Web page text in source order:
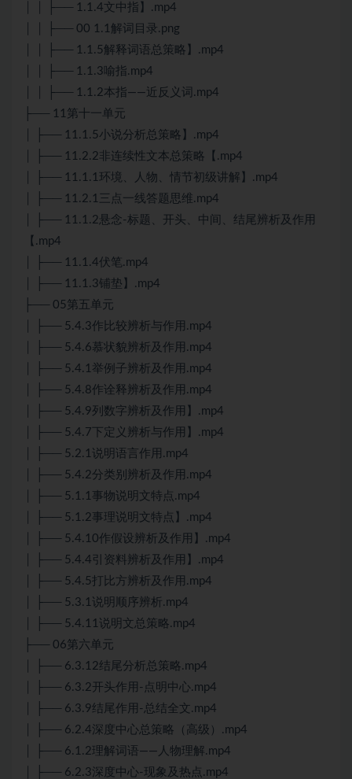
│ │ ├── 1.1.4文中指】.mp4
│ │ ├── 00 1.1解词目录.png
│ │ ├── 1.1.5解释词语总策略】.mp4
│ │ ├── 1.1.3喻指.mp4
│ │ ├── 1.1.2本指——近反义词.mp4
├── 11第十一单元
│ ├── 11.1.5小说分析总策略】.mp4
│ ├── 11.2.2非连续性文本总策略【.mp4
│ ├── 11.1.1环境、人物、情节初级讲解】.mp4
│ ├── 11.2.1三点一线答题思维.mp4
│ ├── 11.1.2悬念-标题、开头、中间、结尾辨析及作用
【.mp4
│ ├── 11.1.4伏笔.mp4
│ ├── 11.1.3铺垫】.mp4
├── 05第五单元
│ ├── 5.4.3作比较辨析与作用.mp4
│ ├── 5.4.6慕状貌辨析及作用.mp4
│ ├── 5.4.1举例子辨析及作用.mp4
│ ├── 5.4.8作诠释辨析及作用.mp4
│ ├── 5.4.9列数字辨析及作用】.mp4
│ ├── 5.4.7下定义辨析与作用】.mp4
│ ├── 5.2.1说明语言作用.mp4
│ ├── 5.4.2分类别辨析及作用.mp4
│ ├── 5.1.1事物说明文特点.mp4
│ ├── 5.1.2事理说明文特点】.mp4
│ ├── 5.4.10作假设辨析及作用】.mp4
│ ├── 5.4.4引资料辨析及作用】.mp4
│ ├── 5.4.5打比方辨析及作用.mp4
│ ├── 5.3.1说明顺序辨析.mp4
│ ├── 5.4.11说明文总策略.mp4
├── 06第六单元
│ ├── 6.3.12结尾分析总策略.mp4
│ ├── 6.3.2开头作用-点明中心.mp4
│ ├── 6.3.9结尾作用-总结全文.mp4
│ ├── 6.2.4深度中心总策略（高级）.mp4
│ ├── 6.1.2理解词语——人物理解.mp4
│ ├── 6.2.3深度中心-现象及热点.mp4